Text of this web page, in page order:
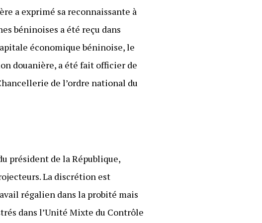
a exprimé sa reconnaissante à
béninoises a été reçu dans
économique béninoise, le
douanière, a été fait officier de
de l’ordre national du
président de la République,
La discrétion est
régalien dans la probité mais
dans l’Unité Mixte du Contrôle